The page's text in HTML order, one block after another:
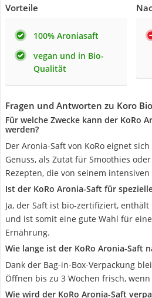
Vorteile
100% Aroniasaft
vegan und in Bio-
Qualität
Fragen und Antworten zu Koro
Für welche Zwecke kann der KoRo
werden?
Der Aronia-Saft von KoRo eignet
Genuss, als Zutat für Smoothies
Rezepten, die von seinem
Ist der KoRo Aronia-Saft für
Ja, der Saft ist bio-zertifiziert,
und ist somit eine gute Wahl für
Ernährung.
Wie lange ist der KoRo Aronia-Saft
Dank der Bag-in-Box-Verpackung
Öffnen bis zu 3 Wochen frisch,
Wie wird der KoRo Aronia-Saft